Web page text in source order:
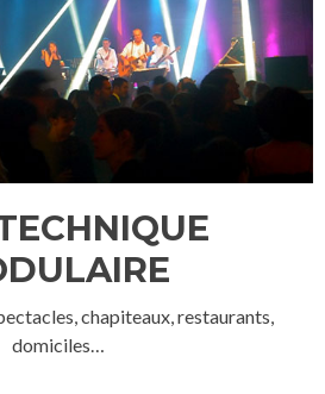
chapiteaux, restaurants,
domiciles…